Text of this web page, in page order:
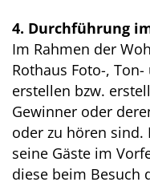
4. Durchführung
Im Rahmen der
Rothaus Foto-,
erstellen bzw.
Gewinner oder
oder zu hören
seine Gäste im
diese beim Besuch